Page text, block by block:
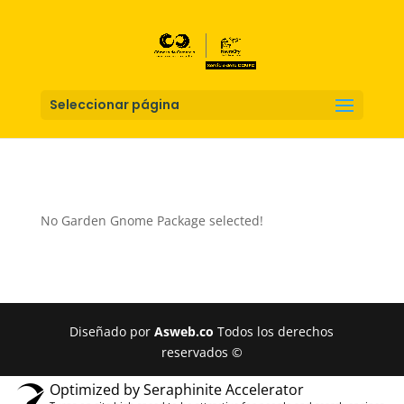
Seleccionar página
No Garden Gnome Package selected!
Diseñado porAsweb.coTodos los derechos
reservados ©
Optimized by Seraphinite Accelerator